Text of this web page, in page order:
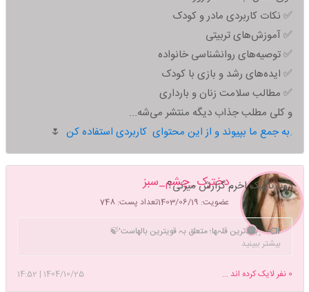
✅ نکات کاربردی مادر و کودک
✅ آموزش‌های تربیتی
✅ توصیه‌های روانشناسی خانواده
✅ ایده‌های رشد و بازی با کودک
✅ مطالب سلامت زنان و بارداری
و کلی مطلب جذاب دیگه منتشر می‌شه...
به جمع ما بپیوند و از این محتوای کاربردی استفاده کن.
🌷
دخترک_چشم_سبز
عضویت: 1403/06/19 تعداد پست: 748
دوتا تاپیک اخرم گزارش میزنی؟
˼بلندترین قلہها؛ متعلق بہ قویترین بالهاست'🍃️
بیشتر ببینید
1404/10/25
|
14:52 0 نفر لایک کرده اند ...